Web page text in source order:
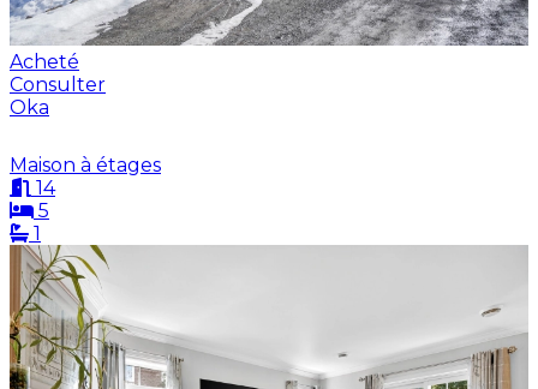
Acheté
Consulter
Oka
Maison à étages
14
5
1